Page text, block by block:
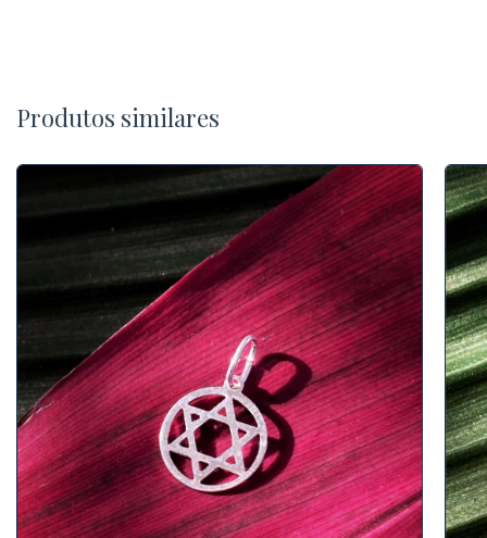
Produtos similares